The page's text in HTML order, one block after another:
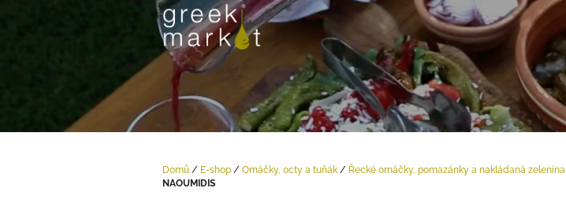
Domů / E-shop / Omáčky, octy a tuňák / Řecké omáčky, pomazánky a nakládaná zelenina
NAOUMIDIS